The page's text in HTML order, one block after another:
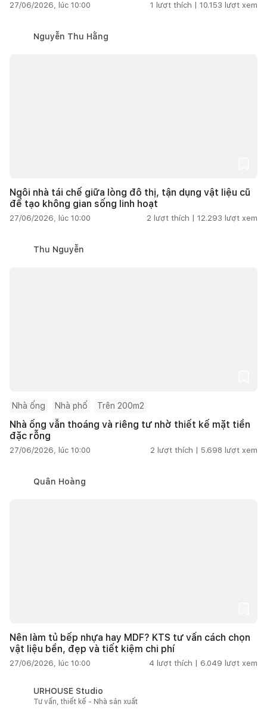
27/06/2026, lúc 10:00 1 lượt thích | 10.153 lượt xem
Nguyễn Thu Hằng
Ngôi nhà tái chế giữa lòng đô thị, tận dụng vật liệu cũ
để tạo không gian sống linh hoạt
27/06/2026, lúc 10:00 2 lượt thích | 12.293 lượt xem
Thu Nguyễn
Nhà ống Nhà phố Trên 200m2
Nhà ống vẫn thoáng và riêng tư nhờ thiết kế mặt tiền
đặc rỗng
27/06/2026, lúc 10:00 2 lượt thích | 5.698 lượt xem
Quân Hoàng
Nên làm tủ bếp nhựa hay MDF? KTS tư vấn cách chọn
vật liệu bền, đẹp và tiết kiệm chi phí
27/06/2026, lúc 10:00 4 lượt thích | 6.049 lượt xem
URHOUSE Studio
Tư vấn, thiết kế - Nhà sản xuất